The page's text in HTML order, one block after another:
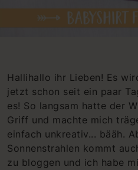
Hallihallo ihr Lieben! Es
jetzt schon seit ein paar
es! So langsam hatte der
Griff und machte mich
einfach unkreativ... bääh.
Sonnenstrahlen kommt
zu bloggen und ich habe